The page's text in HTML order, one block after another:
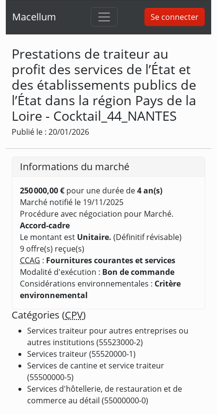
Macellum Se connecter
Prestations de traiteur au
profit des services de l’État et
des établissements publics de
l’État dans la région Pays de la
Loire - Cocktail_44_NANTES
Publié le : 20/01/2026
Informations du marché
250 000,00 € pour une durée de4 an(s)
Marché notifié le 19/11/2025
Procédure avec négociation pour Marché.
Accord-cadre
Le montant est Unitaire. (Définitif révisable)
9 offre(s) reçue(s)
CCAG : Fournitures courantes et services
Modalité d'exécution : Bon de commande
Considérations environnementales : Critère
environnemental
Catégories (CPV)
Services traiteur pour autres entreprises ou
autres institutions (55523000-2)
Services traiteur (55520000-1)
Services de cantine et service traiteur
(55500000-5)
Services d'hôtellerie, de restauration et de
commerce au détail (55000000-0)